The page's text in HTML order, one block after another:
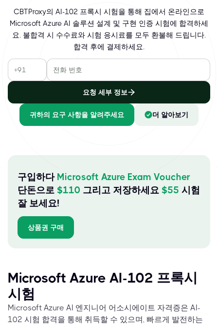
CBTProxy의 AI-102 프록시 시험을 통해 집에서 온라인으로
Microsoft Azure AI 솔루션 설계 및 구현 인증 시험에 합격하세
요. 불합격 시 수수료와 시험 응시료를 모두 환불해 드립니다.
합격 후에 결제하세요.
요청 세부 정보
귀하의 요구 사항을 알려주세요 더 알아보기
구입하다 Microsoft Azure Exam Voucher
단돈으로 $110 그리고 저장하세요 $55 시험
잘 보세요!
상품권 구매
Microsoft Azure AI-102 프록시
시험
Microsoft Azure AI 엔지니어 어소시에이트 자격증은 AI-
102 시험 합격을 통해 취득할 수 있으며, 빠르게 발전하는